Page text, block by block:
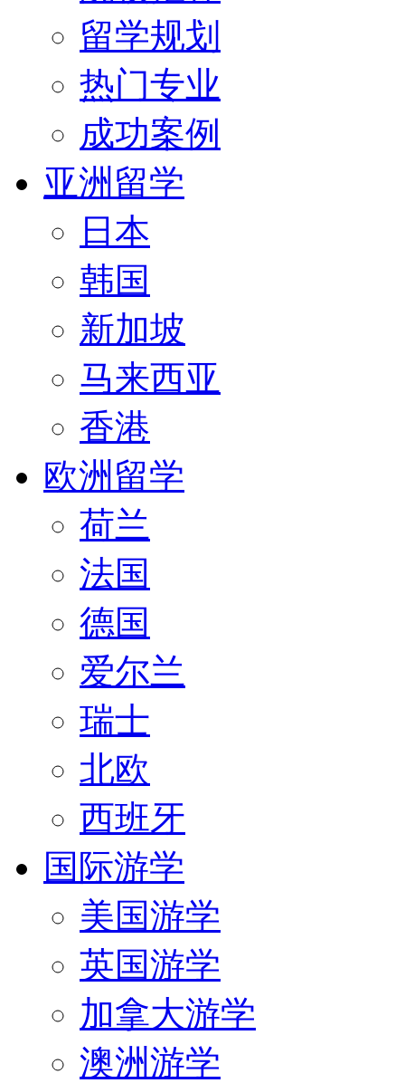
留学规划
热门专业
成功案例
亚洲留学
日本
韩国
新加坡
马来西亚
香港
欧洲留学
荷兰
法国
德国
爱尔兰
瑞士
北欧
西班牙
国际游学
美国游学
英国游学
加拿大游学
澳洲游学